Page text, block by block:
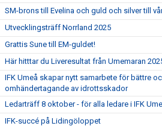
SM-brons till Evelina och guld och silver till
Utvecklingsträff Norrland 2025
Grattis Sune till EM-guldet!
Här hitttar du Liveresultat från Umemaran
IFK Umeå skapar nytt samarbete för bättre
omhändertagande av idrottsskador
Ledarträff 8 oktober - för alla ledare i IFK
IFK-succé på Lidingöloppet